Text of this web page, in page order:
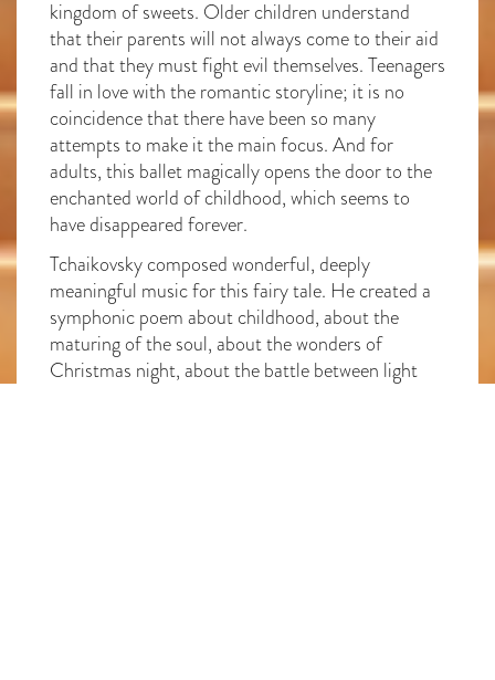
kingdom of sweets. Older children understand
that their parents will not always come to their aid
and that they must fight evil themselves. Teenagers
fall in love with the romantic storyline; it is no
coincidence that there have been so many
attempts to make it the main focus. And for
adults, this ballet magically opens the door to the
enchanted world of childhood, which seems to
have disappeared forever.
Tchaikovsky composed wonderful, deeply
meaningful music for this fairy tale. He created a
symphonic poem about childhood, about the
maturing of the soul, about the wonders of
Christmas night, about the battle between light